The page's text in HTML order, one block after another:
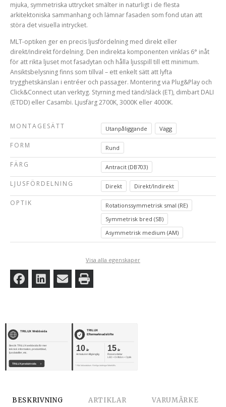
mjuka, symmetriska uttrycket smälter in naturligt i de flesta
arkitektoniska sammanhang och lämnar fasaden som fond utan att
störa det visuella intrycket.
MLT-optiken ger en precis ljusfördelning med direkt eller
direkt/indirekt fördelning. Den indirekta komponenten vinklas 6° inåt
för att rikta ljuset mot fasadytan och hålla ljusspill till ett minimum.
Ansiktsbelysning finns som tillval – ett enkelt sätt att lyfta
trygghetskänslan i entréer och passager. Montering via Plug&Play och
Click&Connect utan verktyg. Styrning med tänd/släck (ET), dimbart DALI
(ETDD) eller Casambi. Ljusfärg 2700K, 3000K eller 4000K.
MONTAGESÄTT Utanpåliggande Vägg
FORM Rund
FÄRG Antracit (DB703)
LJUSFÖRDELNING Direkt Direkt/Indirekt
OPTIK
Rotationssymmetrisk smal (RE)
Symmetrisk bred (SB)
Asymmetrisk medium (AM)
Visa alla egenskaper
TRILUX Webbsida
Besök TRILUX webbsida för mer
teknisk information, produktblad,
ljusdatafiler, etc.
›
TRILUX produktsida
TRILUX
Eftermarknadslöfte
10 år
Armaturen tillgänglig
15 år
Reservdelar
LED • Driftdon • Optik
* Från fakturadatum. Rimliga ändringar förbehålls.
BESKRIVNING ARTIKLAR VARUMÄRKE